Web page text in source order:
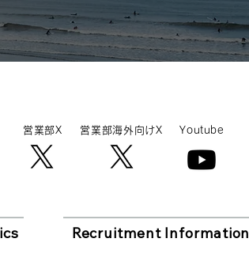
営業部X 営業部海外向けX Youtube
Recruitment Information